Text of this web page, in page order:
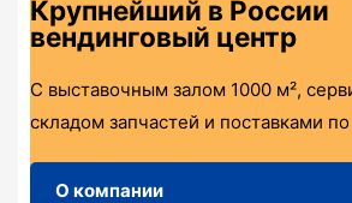
Крупнейший в России
вендинговый центр
С выставочным залом 1000 м²,
складом запчастей и поставками
О компании